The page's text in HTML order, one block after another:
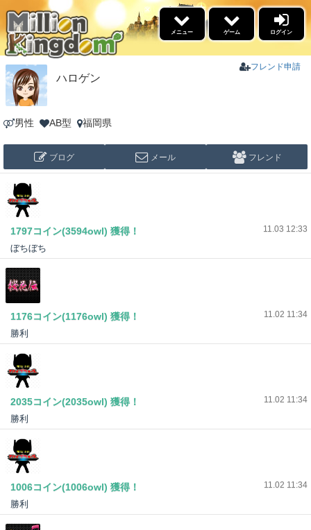
メニュー
ゲーム
景品交換
福引
名声ランキング
ング
あそびかた
イベント情報
ゲーム ×
5リール
ログイン
フレンド申請
ハロゲン
男性 AB型 福岡県
ブログ メール フレンド
11.03 12:33
1797コイン(3594owl) 獲得！
ぼちぼち
11.02 11:34
1176コイン(1176owl) 獲得！
勝利
11.02 11:34
2035コイン(2035owl) 獲得！
勝利
11.02 11:34
1006コイン(1006owl) 獲得！
勝利